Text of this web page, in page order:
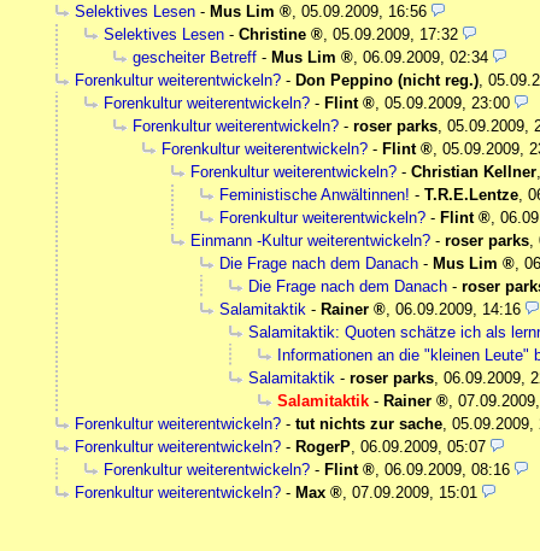
Selektives Lesen - Mus Lim , 05.09.2009, 16:56
Selektives Lesen - Christine , 05.09.2009, 17:32
gescheiter Betreff - Mus Lim , 06.09.2009, 02:34
Forenkultur weiterentwickeln? - Don Peppino (nicht reg.),
Forenkultur weiterentwickeln? - Flint , 05.09.2009, 23:00
Forenkultur weiterentwickeln? - roser parks, 05.09.2009,
Forenkultur weiterentwickeln? - Flint , 05.09.2009,
Forenkultur weiterentwickeln? - Christian Kellner
Feministische Anwältinnen! - T.R.E.Lentze,
Forenkultur weiterentwickeln? - Flint ,
Einmann -Kultur weiterentwickeln? - roser parks,
Die Frage nach dem Danach - Mus Lim ,
Die Frage nach dem Danach - roser
Salamitaktik - Rainer , 06.09.2009, 14:16
Salamitaktik: Quoten schätze ich als
Informationen an die "kleinen Leute"
Salamitaktik - roser parks, 06.09.2009,
Salamitaktik - Rainer ,
Forenkultur weiterentwickeln? - tut nichts zur sache, 05.09.2009,
Forenkultur weiterentwickeln? - RogerP, 06.09.2009, 05:07
Forenkultur weiterentwickeln? - Flint , 06.09.2009, 08:16
Forenkultur weiterentwickeln? - Max , 07.09.2009, 15:01